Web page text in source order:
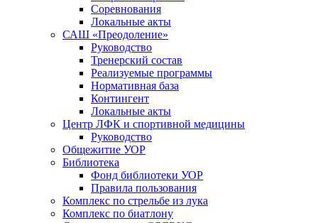
Соревнования
Локальные акты
САШ «Преодоление»
Руководство
Тренерский состав
Реализуемые программы
Нормативная база
Контингент
Локальные акты
Центр ЛФК и спортивной медицины
Руководство
Общежитие УОР
Библиотека
Фонд библиотеки УОР
Правила пользования
Комплекс по стрельбе из лука
Комплекс по биатлону